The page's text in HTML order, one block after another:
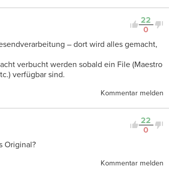
22
0
– dort wird alles gemacht,
verbucht werden sobald ein File (Maestro
verfügbar sind.
Kommentar melden
22
0
Original?
Kommentar melden